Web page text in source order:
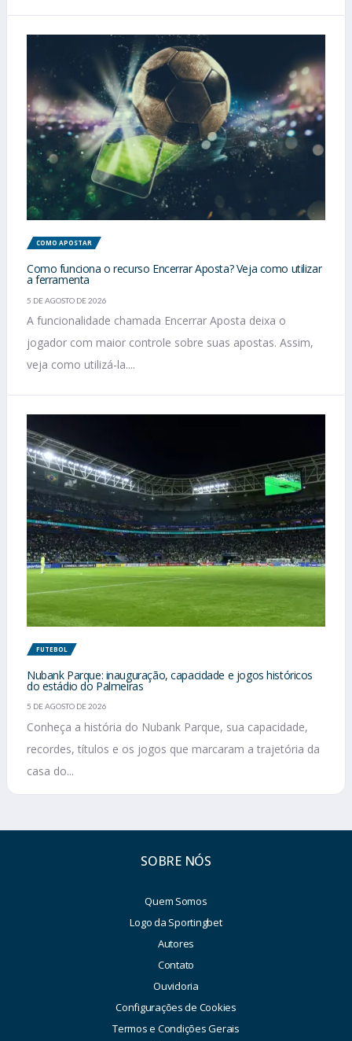
COMO APOSTAR
Como funciona o recurso Encerrar Aposta? Veja como utilizar
a ferramenta
5 DE AGOSTO DE 2026
A funcionalidade chamada Encerrar Aposta deixa o
jogador com maior controle sobre suas apostas. Assim,
veja como utilizá-la....
FUTEBOL
Nubank Parque: inauguração, capacidade e jogos históricos
do estádio do Palmeiras
5 DE AGOSTO DE 2026
Conheça a história do Nubank Parque, sua capacidade,
recordes, títulos e os jogos que marcaram a trajetória da
casa do...
SOBRE NÓS
Quem Somos
Logo da Sportingbet
Autores
Contato
Ouvidoria
Configurações de Cookies
Termos e Condições Gerais